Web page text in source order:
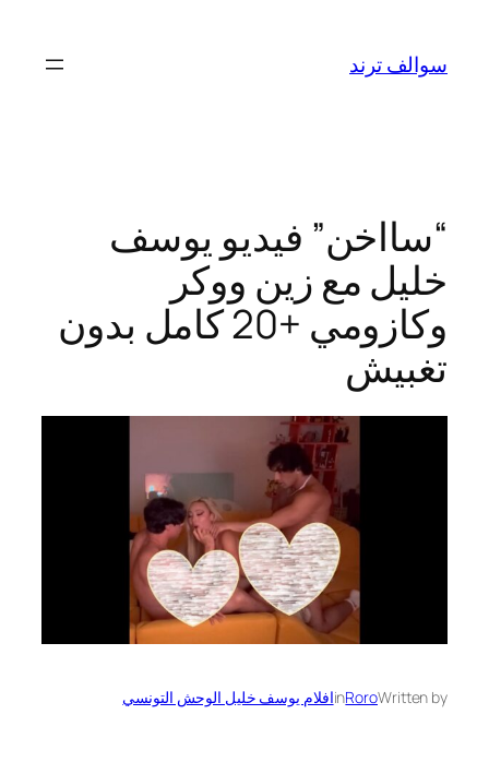
المحتوى
سوالف ترند
“سااخن” فيديو يوسف
خليل مع زين ووكر
وكازومي +20 كامل بدون
تغبيش
Written by
Roro
inافلام يوسف خليل الوحش التونسي